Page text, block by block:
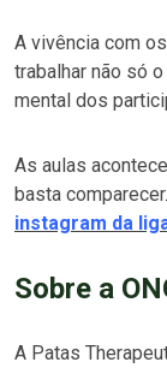
A vivência com
trabalhar não só
mental dos
As aulas
basta
instagram da
Sobre a
A Patas